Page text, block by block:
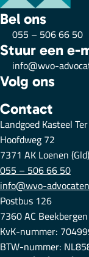
Bel ons
055 – 506 66 50
Stuur een e-
info@wvo-
Volg ons
Contact
Landgoed Kasteel
Hoofdweg 72
7371 AK Loenen (Gld)
055 – 506 66 50
info@wvo-
Postbus 126
7360 AC Beekbergen
KvK-nummer:
BTW-nummer: